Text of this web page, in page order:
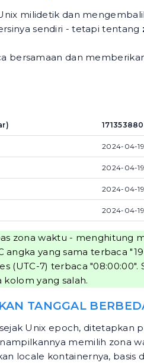
milidetik dan
sendiri - tetapi tentang
bersamaan dan
2024-04-
2024-04-
2024-04-
2024-04-
zona waktu - menghitung
angka yang sama terbaca
(UTC-7) terbaca
yang salah.
TANGGAL
Unix epoch, ditetapkan
memilih zona
locale kontainernya, basis